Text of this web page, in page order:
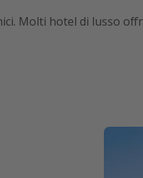
Molti hotel di lusso